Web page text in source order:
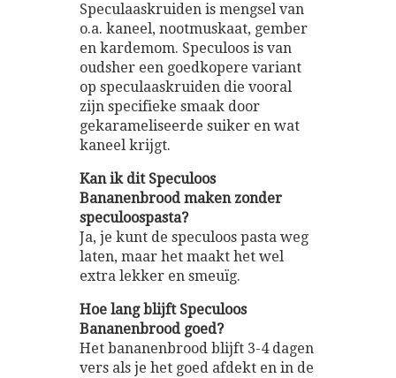
Speculaaskruiden is mengsel van
o.a. kaneel, nootmuskaat, gember
en kardemom. Speculoos is van
oudsher een goedkopere variant
op speculaaskruiden die vooral
zijn specifieke smaak door
gekarameliseerde suiker en wat
kaneel krijgt.
Kan ik dit Speculoos
Bananenbrood maken zonder
speculoospasta?
Ja, je kunt de speculoos pasta weg
laten, maar het maakt het wel
extra lekker en smeuïg.
Hoe lang blijft Speculoos
Bananenbrood goed?
Het bananenbrood blijft 3-4 dagen
vers als je het goed afdekt en in de